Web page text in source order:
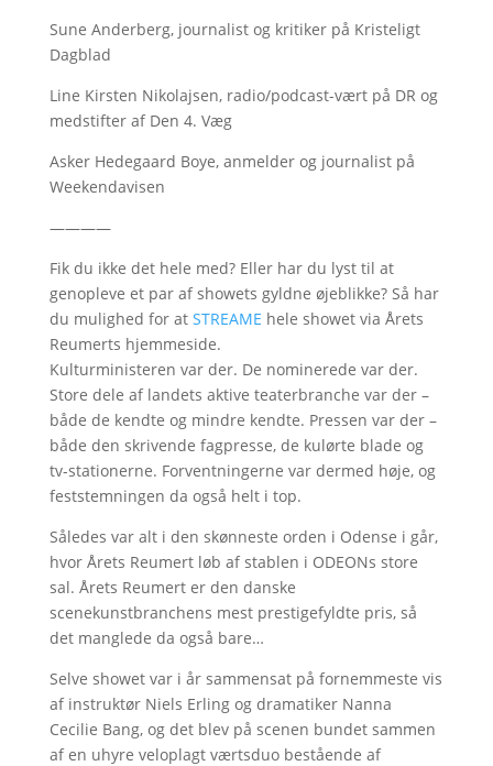
Sune Anderberg, journalist og kritiker på Kristeligt
Dagblad
Line Kirsten Nikolajsen, radio/podcast-vært på DR og
medstifter af Den 4. Væg
Asker Hedegaard Boye, anmelder og journalist på
Weekendavisen
————
Fik du ikke det hele med? Eller har du lyst til at
genopleve et par af showets gyldne øjeblikke? Så har
du mulighed for at STREAME hele showet via Årets
Reumerts hjemmeside.
Kulturministeren var der. De nominerede var der.
Store dele af landets aktive teaterbranche var der –
både de kendte og mindre kendte. Pressen var der –
både den skrivende fagpresse, de kulørte blade og
tv-stationerne. Forventningerne var dermed høje, og
feststemningen da også helt i top.
Således var alt i den skønneste orden i Odense i går,
hvor Årets Reumert løb af stablen i ODEONs store
sal. Årets Reumert er den danske
scenekunstbranchens mest prestigefyldte pris, så
det manglede da også bare…
Selve showet var i år sammensat på fornemmeste vis
af instruktør Niels Erling og dramatiker Nanna
Cecilie Bang, og det blev på scenen bundet sammen
af en uhyre veloplagt værtsduo bestående af